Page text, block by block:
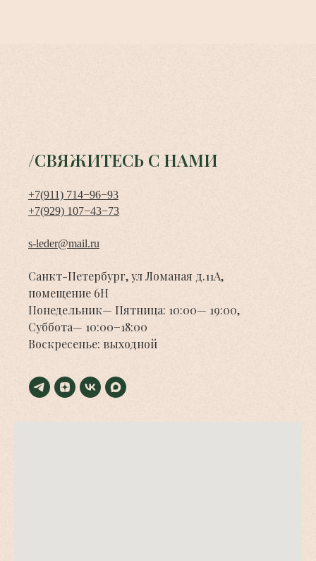
/СВЯЖИТЕСЬ С НАМИ
+7(911) 714−96−93
+7(929) 107−43−73
s-leder@mail.ru
Санкт-Петербург, ул Ломаная д.11А,
помещение 6Н
Понедельник— Пятница: 10:00— 19:00,
Суббота— 10:00−18:00
Воскресенье: выходной